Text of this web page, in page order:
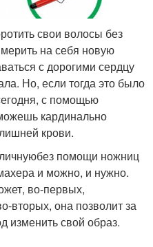
свои волосы без
на себя новую
с дорогими сердцу
Но, если тогда это было
с помощью
кардинально
крови.
помощи ножниц
и можно, и нужно.
во-первых,
вторых, она позволит за
изменить свой образ.